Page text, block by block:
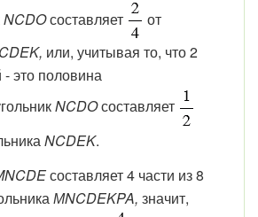
NCDOсоставляет
от
или, учитывая то, что 2
- это половина
NCDOсоставляет
NCDEK.
составляет 4 части из 8
МNCDEKPA, значит,